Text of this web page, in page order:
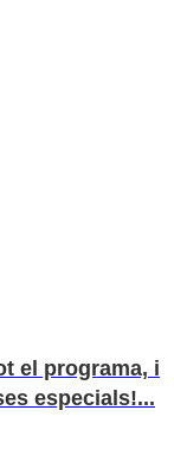
el programa, i
especials!...